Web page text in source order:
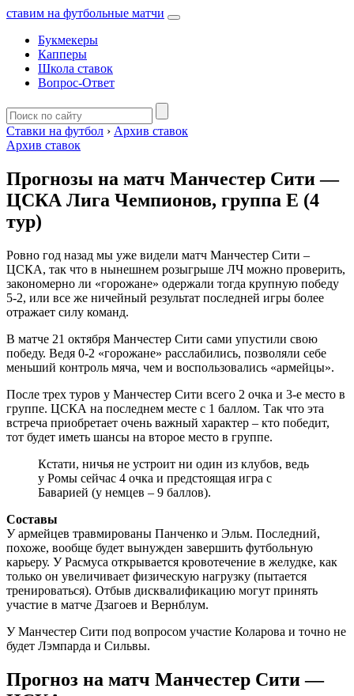
ставим на футбольные матчи
Букмекеры
Капперы
Школа ставок
Вопрос-Ответ
Ставки на футбол › Архив ставок
Архив ставок
Прогнозы на матч Манчестер Сити —
ЦСКА Лига Чемпионов, группа Е (4
тур)
Ровно год назад мы уже видели матч Манчестер Сити –
ЦСКА, так что в нынешнем розыгрыше ЛЧ можно проверить,
закономерно ли «горожане» одержали тогда крупную победу
5-2, или все же ничейный результат последней игры более
отражает силу команд.
В матче 21 октября Манчестер Сити сами упустили свою
победу. Ведя 0-2 «горожане» расслабились, позволяли себе
меньший контроль мяча, чем и воспользовались «армейцы».
После трех туров у Манчестер Сити всего 2 очка и 3-е место в
группе. ЦСКА на последнем месте с 1 баллом. Так что эта
встреча приобретает очень важный характер – кто победит,
тот будет иметь шансы на второе место в группе.
Кстати, ничья не устроит ни один из клубов, ведь
у Ромы сейчас 4 очка и предстоящая игра с
Баварией (у немцев – 9 баллов).
Составы
У армейцев травмированы Панченко и Эльм. Последний,
похоже, вообще будет вынужден завершить футбольную
карьеру. У Расмуса открывается кровотечение в желудке, как
только он увеличивает физическую нагрузку (пытается
тренироваться). Отбыв дисквалификацию могут принять
участие в матче Дзагоев и Вернблум.
У Манчестер Сити под вопросом участие Коларова и точно не
будет Лэмпарда и Сильвы.
Прогноз на матч Манчестер Сити —